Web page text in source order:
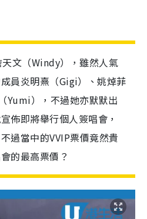
文（Windy），雖然人氣
員炎明熹（Gigi）、姚焯菲
Yumi），不過她亦默默出
佈即將舉行個人簽唱會，
過當中的VVIP票價竟然貴
的最高票價？